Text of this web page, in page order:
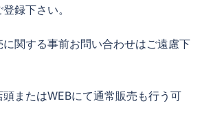
録下さい。
に関する事前お問い合わせはご遠慮下
頭またはWEBにて通常販売も行う可